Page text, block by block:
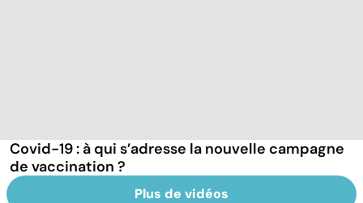
Covid-19 : à qui s’adresse la nouvelle campagne
de vaccination ?
Plus de vidéos